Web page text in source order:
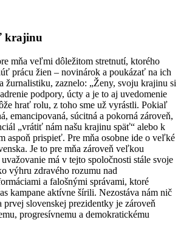
krajinu
mňa veľmi dôležitom stretnutí, ktorého
prácu žien – novinárok a poukázať na ich
žurnalistiku, zaznelo: „Ženy, svoju krajinu si
podpory, úcty a je to aj uvedomenie
hrať rolu, z toho sme už vyrástli. Pokiaľ
emancipovaná, súcitná a pokorná zároveň,
„vrátiť nám našu krajinu späť“ alebo k
aspoň prispieť. Pre mňa osobne ide o veľké
Je to pre mňa zároveň veľkou
má v tejto spoločnosti stále svoje
výhru zdravého rozumu nad
a falošnými správami, ktoré
kampane aktívne šírili. Nezostáva nám nič
slovenskej prezidentky je zároveň
progresívnemu a demokratickému